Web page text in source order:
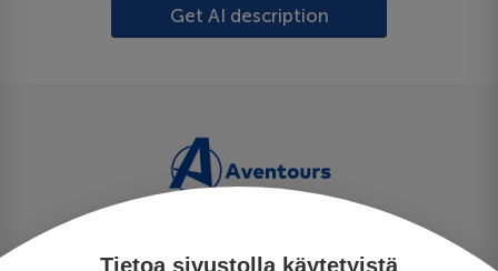
Tietoa sivustolla käytetyistä
Get AI description